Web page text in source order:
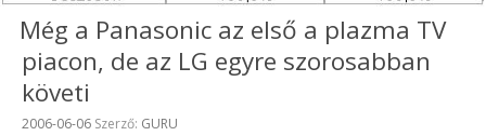
Még a Panasonic az első a plazma TV
piacon, de az LG egyre szorosabban
követi
Beküldve:
2006-06-06 Szerző: GURU